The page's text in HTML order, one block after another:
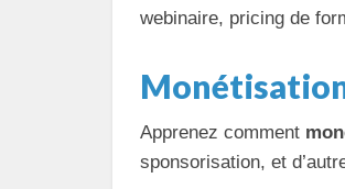
webinaire, pricing de
Apprenez comment
sponsorisation, et